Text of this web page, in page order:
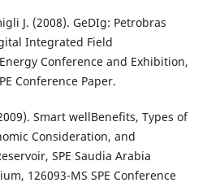
J. (2008). GeDIg: Petrobras
Integrated Field
Conference and Exhibition,
Conference Paper.
Smart wellBenefits, Types of
Consideration, and
SPE Saudia Arabia
126093-MS SPE Conference